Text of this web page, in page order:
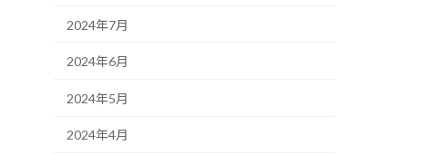
2024年7月
2024年6月
2024年5月
2024年4月